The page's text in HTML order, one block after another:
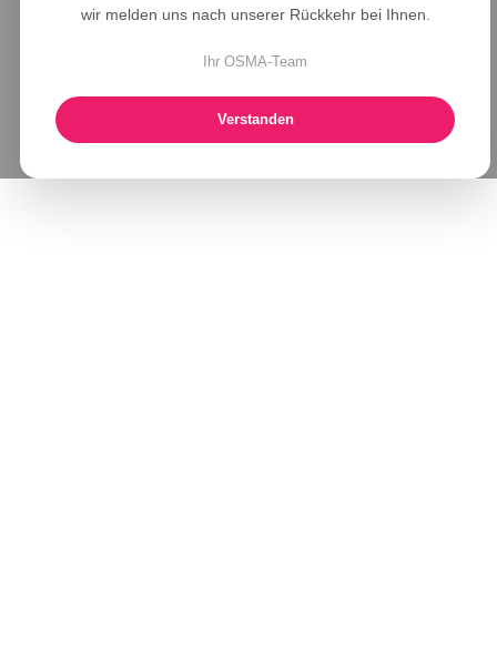
wir melden uns nach unserer Rückkehr bei Ihnen.
Ihr OSMA-Team
Verstanden